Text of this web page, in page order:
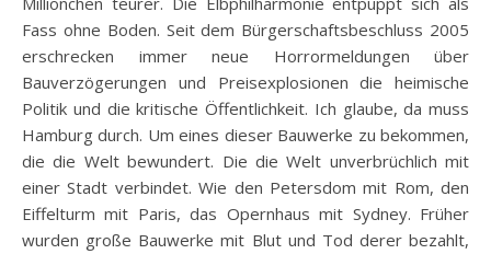
Fass ohne Boden. Seit dem Bürgerschaftsbeschluss 2005
erschrecken immer neue Horrormeldungen über
Bauverzögerungen und Preisexplosionen die heimische
Politik und die kritische Öffentlichkeit. Ich glaube, da muss
Hamburg durch. Um eines dieser Bauwerke zu bekommen,
die die Welt bewundert. Die die Welt unverbrüchlich mit
einer Stadt verbindet. Wie den Petersdom mit Rom, den
Eiffelturm mit Paris, das Opernhaus mit Sydney. Früher
wurden große Bauwerke mit Blut und Tod derer bezahlt,